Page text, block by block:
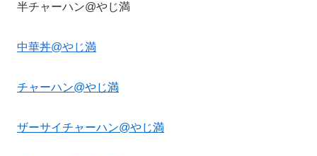
半チャーハン@やじ満
中華丼@やじ満
チャーハン@やじ満
ザーサイチャーハン@やじ満